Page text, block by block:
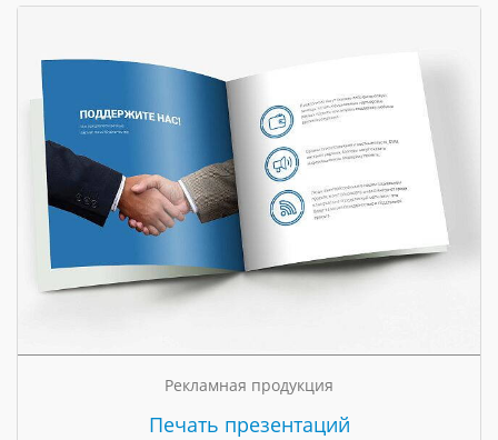
Рекламная продукция
Печать презентаций